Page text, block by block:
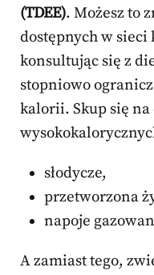
(TDEE). Możesz to
dostępnych w
konsultując się z
stopniowo
kalorii. Skup się
słodycze,
przetworzona
napoje
A zamiast tego,